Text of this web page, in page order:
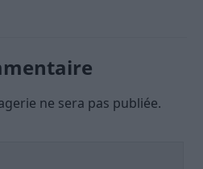
ne sera pas publiée.